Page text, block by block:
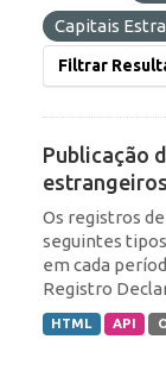
Capitais
Filtrar
Publicação
estrangeiros
Os registros
seguintes
em cada
Registro
HTML API